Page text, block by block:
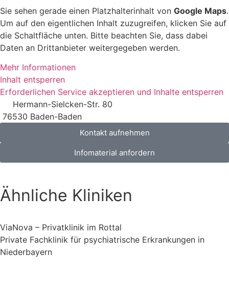
Sie sehen gerade einen Platzhalterinhalt von Google Maps.
Um auf den eigentlichen Inhalt zuzugreifen, klicken Sie auf
die Schaltfläche unten. Bitte beachten Sie, dass dabei
Daten an Drittanbieter weitergegeben werden.
Mehr Informationen
Inhalt entsperren
Erforderlichen Service akzeptieren und Inhalte entsperren
Hermann-Sielcken-Str. 80
76530 Baden-Baden
Kontakt aufnehmen
Infomaterial anfordern
Ähnliche Kliniken
ViaNova – Privatklinik im Rottal
Private Fachklinik für psychiatrische Erkrankungen in
Niederbayern